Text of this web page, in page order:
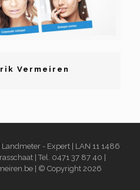
Vermeiren
- Expert | LAN 11 1486
| Tel. 0471 37 87 40 |
| © Copyright 2026